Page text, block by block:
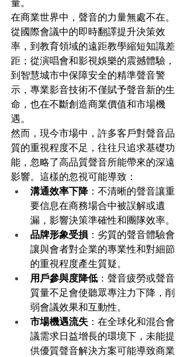
在商業世界中，聲音的力量無處不在。
從國際會議中的即時翻譯提升決策效
率，到教育領域的遠距教學縮短知識差
距；從演唱會和影視娛樂的震撼體驗，
到智慧城市中保障安全的精準聲音警
示，專業影音技術不僅賦予聲音新的生
命，也在不斷創造商業價值和市場機
遇。
然而，現今市場中，許多客戶對聲音品
質的重視程度不足，往往只追求基礎功
能，忽略了高品質聲音所能帶來的深遠
影響。這樣的忽視可能導致：
溝通效率下降：不清晰的聲音讓重
要信息在商務場合中被誤解或遺
漏，影響決策準確性和團隊效率。
品牌形象受損 ：劣質的聲音體驗會
讓與會者對企業的專業性和對細節
的重視程度產生質疑。
用戶參與度降低 ：聲音疲勞或聲音
質量不足會使聽眾專注力下降，削
弱會議效果和互動性。
市場機遇流失 ：在全球化和混合會
議需求日益增長的環境下，未能提
供優質聲音解決方案可能導致商業